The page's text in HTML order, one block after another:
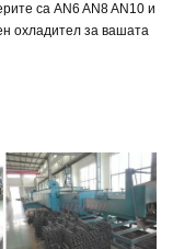
са AN6 AN8 AN10 и
охладител за вашата